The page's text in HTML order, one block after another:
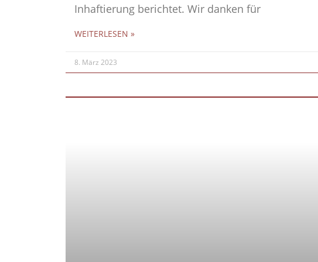
Inhaftierung berichtet. Wir danken für
WEITERLESEN »
8. März 2023